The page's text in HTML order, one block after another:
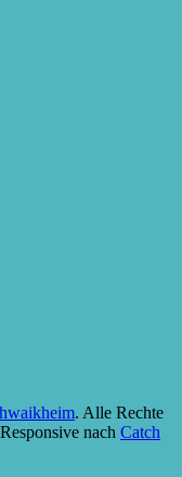
. Alle Rechte
nach Catch